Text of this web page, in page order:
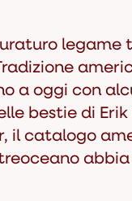
a oggi con
bestiedi
, il catalogo